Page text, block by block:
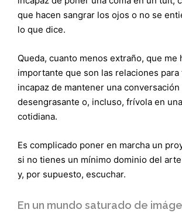
que hacen sangrar los ojos o no se
lo que dice.
Queda, cuanto menos extraño, que me
importante que son las relaciones para
incapaz de mantener una
desengrasante o, incluso, frívola en
cotidiana.
Es complicado poner en marcha un
si no tienes un mínimo dominio del
y, por supuesto, escuchar.
En un mundo saturado de